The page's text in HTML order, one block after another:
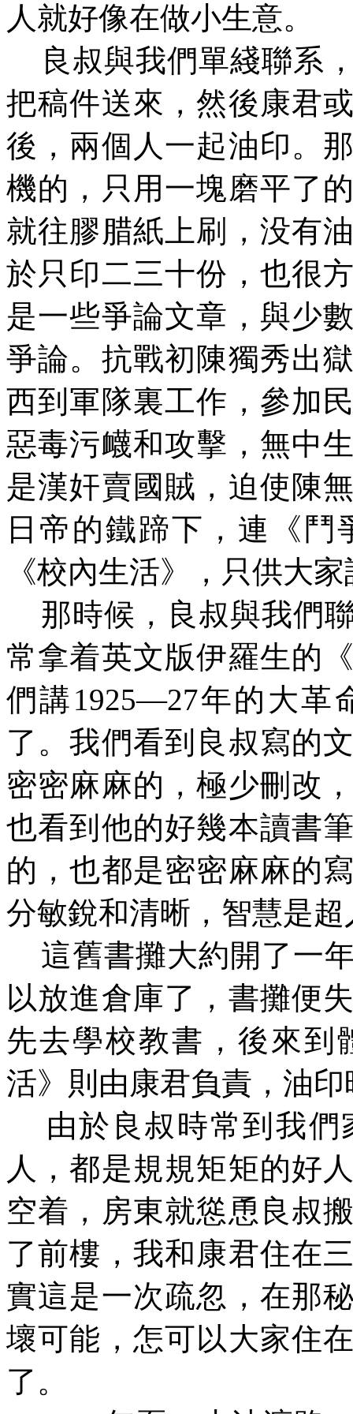
人就好像在做小生意。
良叔與我們單綫聯系
把稿件送來，然後康君
後，兩個人一起油印。
機的，只用一塊磨平了
就往膠腊紙上刷， 没有
於只印二三十份，也很
是一些爭論文章，與少
爭論。抗戰初陳獨秀出
西到軍隊裏工作，參加
惡毒污衊和攻擊，無中
是漢奸賣國賊，迫使陳
日帝的鐵蹄下，連《
《校內生活》，只供大
那時候，良叔與我們
常拿着英文版伊羅生的
們講1925—27年的大革
了。我們看到良叔寫的
密密麻麻的，極少刪改
也看到他的好幾本讀書
的，也都是密密麻麻的
分敏銳和清晰，智慧是超
這舊書攤大約開了一
以放進倉庫了，書攤便
先去學校教書，後來到
活》則由康君負責，油
由於良叔時常到我們
人，都是規規矩矩的好
空着 ，房東就慫恿良叔
了前樓，我和康君住在
實這是一次疏忽，在那
壞可能，怎可以大家住
了。